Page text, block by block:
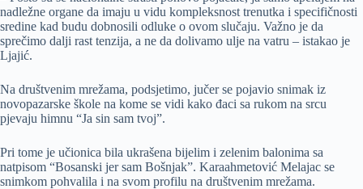
nadležne organe da imaju u vidu kompleksnost trenutka i specifičnosti
sredine kad budu dobnosili odluke o ovom slučaju. Važno je da
sprečimo dalji rast tenzija, a ne da dolivamo ulje na vatru – istakao je
Ljajić.
Na društvenim mrežama, podsjetimo, jučer se pojavio snimak iz
novopazarske škole na kome se vidi kako đaci sa rukom na srcu
pjevaju himnu “Ja sin sam tvoj”.
Pri tome je učionica bila ukrašena bijelim i zelenim balonima sa
natpisom “Bosanski jer sam Bošnjak”. Karaahmetović Melajac se
snimkom pohvalila i na svom profilu na društvenim mrežama.